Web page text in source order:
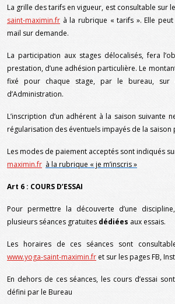
La grille des tarifs en vigueur, est consultable sur
saint-maximin.fr à la rubrique « tarifs ». Elle
mail sur demande.
La participation aux stages délocalisés, fera
prestation, d’une adhésion particulière. Le
fixé pour chaque stage, par le bureau, sur
d’Administration.
L’inscription d’un adhérent à la saison suivante
régularisation des éventuels impayés de la saison
Les modes de paiement acceptés sont indiqués
maximin.fr à la rubrique « je m’inscris »
Art 6 : COURS D’ESSAI
Pour permettre la découverte d’une
plusieurs séances gratuites dédiées aux essais.
Les horaires de ces séances sont
www.yoga-saint-maximin.fr et sur les pages FB,
En dehors de ces séances, les cours d’essai
défini par le Bureau